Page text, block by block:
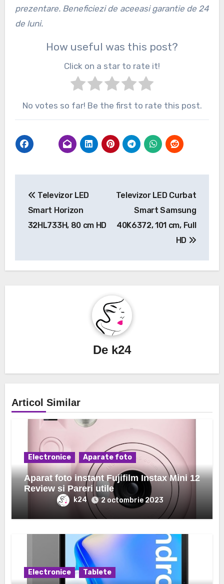
prezentare. Beneficiezi de aceeasi garantie de 24
de luni.
How useful was this post?
Click on a star to rate it!
No votes so far! Be the first to rate this post.
în
articole
Televizor LED
Smart Horizon
32HL733H, 80 cm HD
Televizor LED Curbat
Smart Samsung
40K6372, 101 cm, Full
HD
De k24
Articol Similar
Electronice Aparate foto
Aparat foto instant Fujifilm Instax Mini 12
Review si Pareri utile
k24 2 octombrie 2023
Electronice Tablete